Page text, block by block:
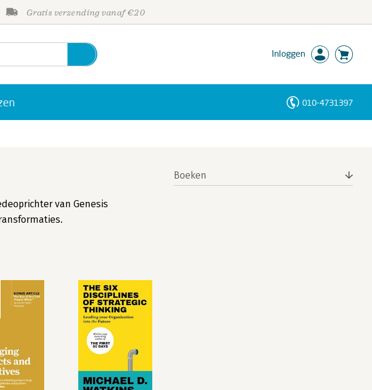
Gratis verzending vanaf €20
Inloggen
010-4731397
van Genesis
Boeken
Personen